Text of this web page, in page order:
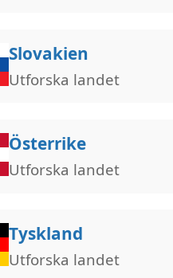
Slovakien
Utforska landet
Österrike
Utforska landet
Tyskland
Utforska landet